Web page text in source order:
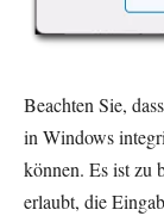
Beachten Sie,
in Windows
können. Es ist zu
erlaubt, die